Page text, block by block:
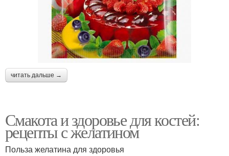
читать дальше →
Смакота и здоровье для костей:
рецепты с желатином
Польза желатина для здоровья